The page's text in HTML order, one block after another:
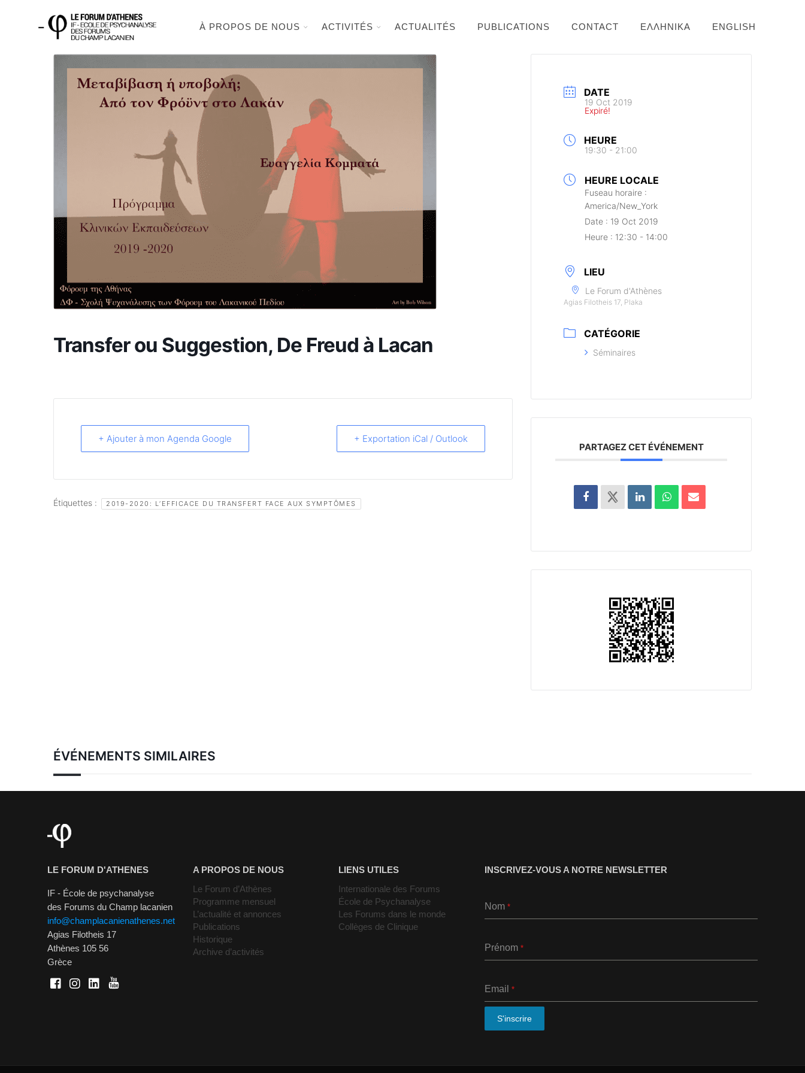
À PROPOS DE NOUS ACTIVITÉS ACTUALITÉS PUBLICATIONS CONTACT ΕΛΛΗΝΙΚΆ ENGLISH
Transfer ou Suggestion, De Freud à Lacan
+ Ajouter à mon Agenda Google + Exportation iCal / Outlook
Étiquettes : 2019-2020: L’EFFICACE DU TRANSFERT FACE AUX SYMPTÔMES
DATE
19 Oct 2019
Expiré!
HEURE
19:30 - 21:00
HEURE LOCALE
Fuseau horaire :
America/New_York
Date : 19 Oct 2019
Heure : 12:30 - 14:00
LIEU
Le Forum d'Athènes
Agias Filotheis 17, Plaka
CATÉGORIE
Séminaires
PARTAGEZ CET ÉVÉNEMENT
ÉVÉNEMENTS SIMILAIRES
LE FORUM D'ATHENES
IF - École de psychanalyse
des Forums du Champ lacanien
info@champlacanienathenes.net
Agias Filotheis 17
Athènes 105 56
Grèce
A PROPOS DE NOUS
Le Forum d’Athènes
Programme mensuel
L’actualité et annonces
Publications
Historique
Archive d’activités
LIENS UTILES
Internationale des Forums
École de Psychanalyse
Les Forums dans le monde
Collèges de Clinique
INSCRIVEZ-VOUS A NOTRE NEWSLETTER
Nom *
Prénom *
Email *
S'inscrire